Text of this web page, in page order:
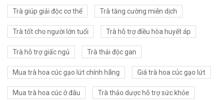
Trà giúp giải độc cơ thể Trà tăng cường miễn dịch
Trà tốt cho người lớn tuổi Trà hỗ trợ điều hòa huyết áp
Trà hỗ trợ giấc ngủ Trà thải độc gan
Mua trà hoa cúc gạo lứt chính hãng Giá trà hoa cúc gạo lứt
Mua trà hoa cúc ở đâu Trà thảo dược hỗ trợ sức khỏe